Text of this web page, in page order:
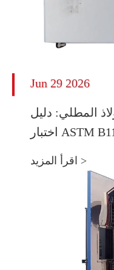
Jun 29 2026
المطلي: دليل
اقرأ المزيد >